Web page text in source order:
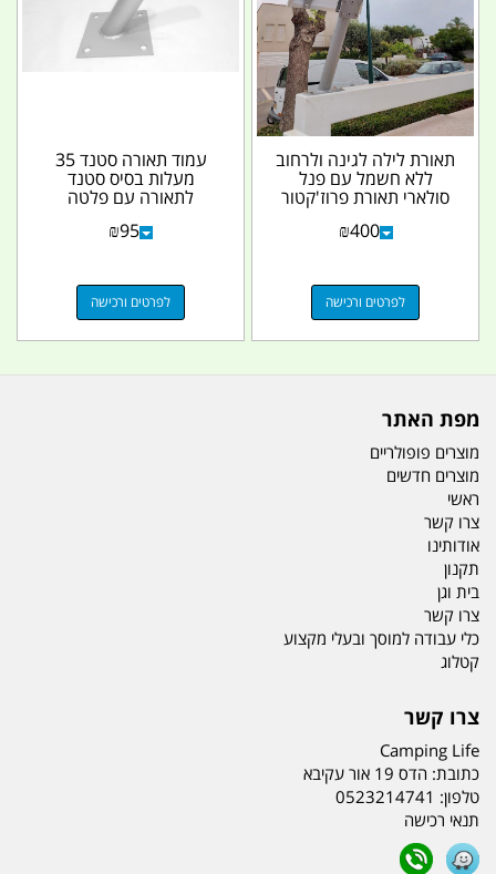
תאורת לילה לגינה ולרחוב
ללא חשמל עם פנל
סולארי תאורת פרוז'קטור
₪400
לפרטים ורכישה
עמוד תאורה סטנד 35
מעלות בסיס סטנד
לתאורה עם פלטה
אורך 40... ₪95
לפרטים ורכישה
מפת האתר
מוצרים פופולריים
מוצרים חדשים
ראשי
צרו קשר
אודותינו
תקנון
בית וגן
צרו קשר
כלי עבודה למוסך ובעלי מקצוע
קטלוג
צרו קשר
Camping Life
כתובת: הדס 19 אור עקיבא
טלפון: 0523214741
תנאי רכישה